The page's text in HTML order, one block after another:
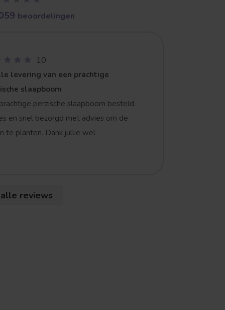
beoordelingen
10
levering van een prachtige
slaapboom
perzische slaapboom besteld.
en snel bezorgd met advies om de
te planten. Dank jullie wel
reviews